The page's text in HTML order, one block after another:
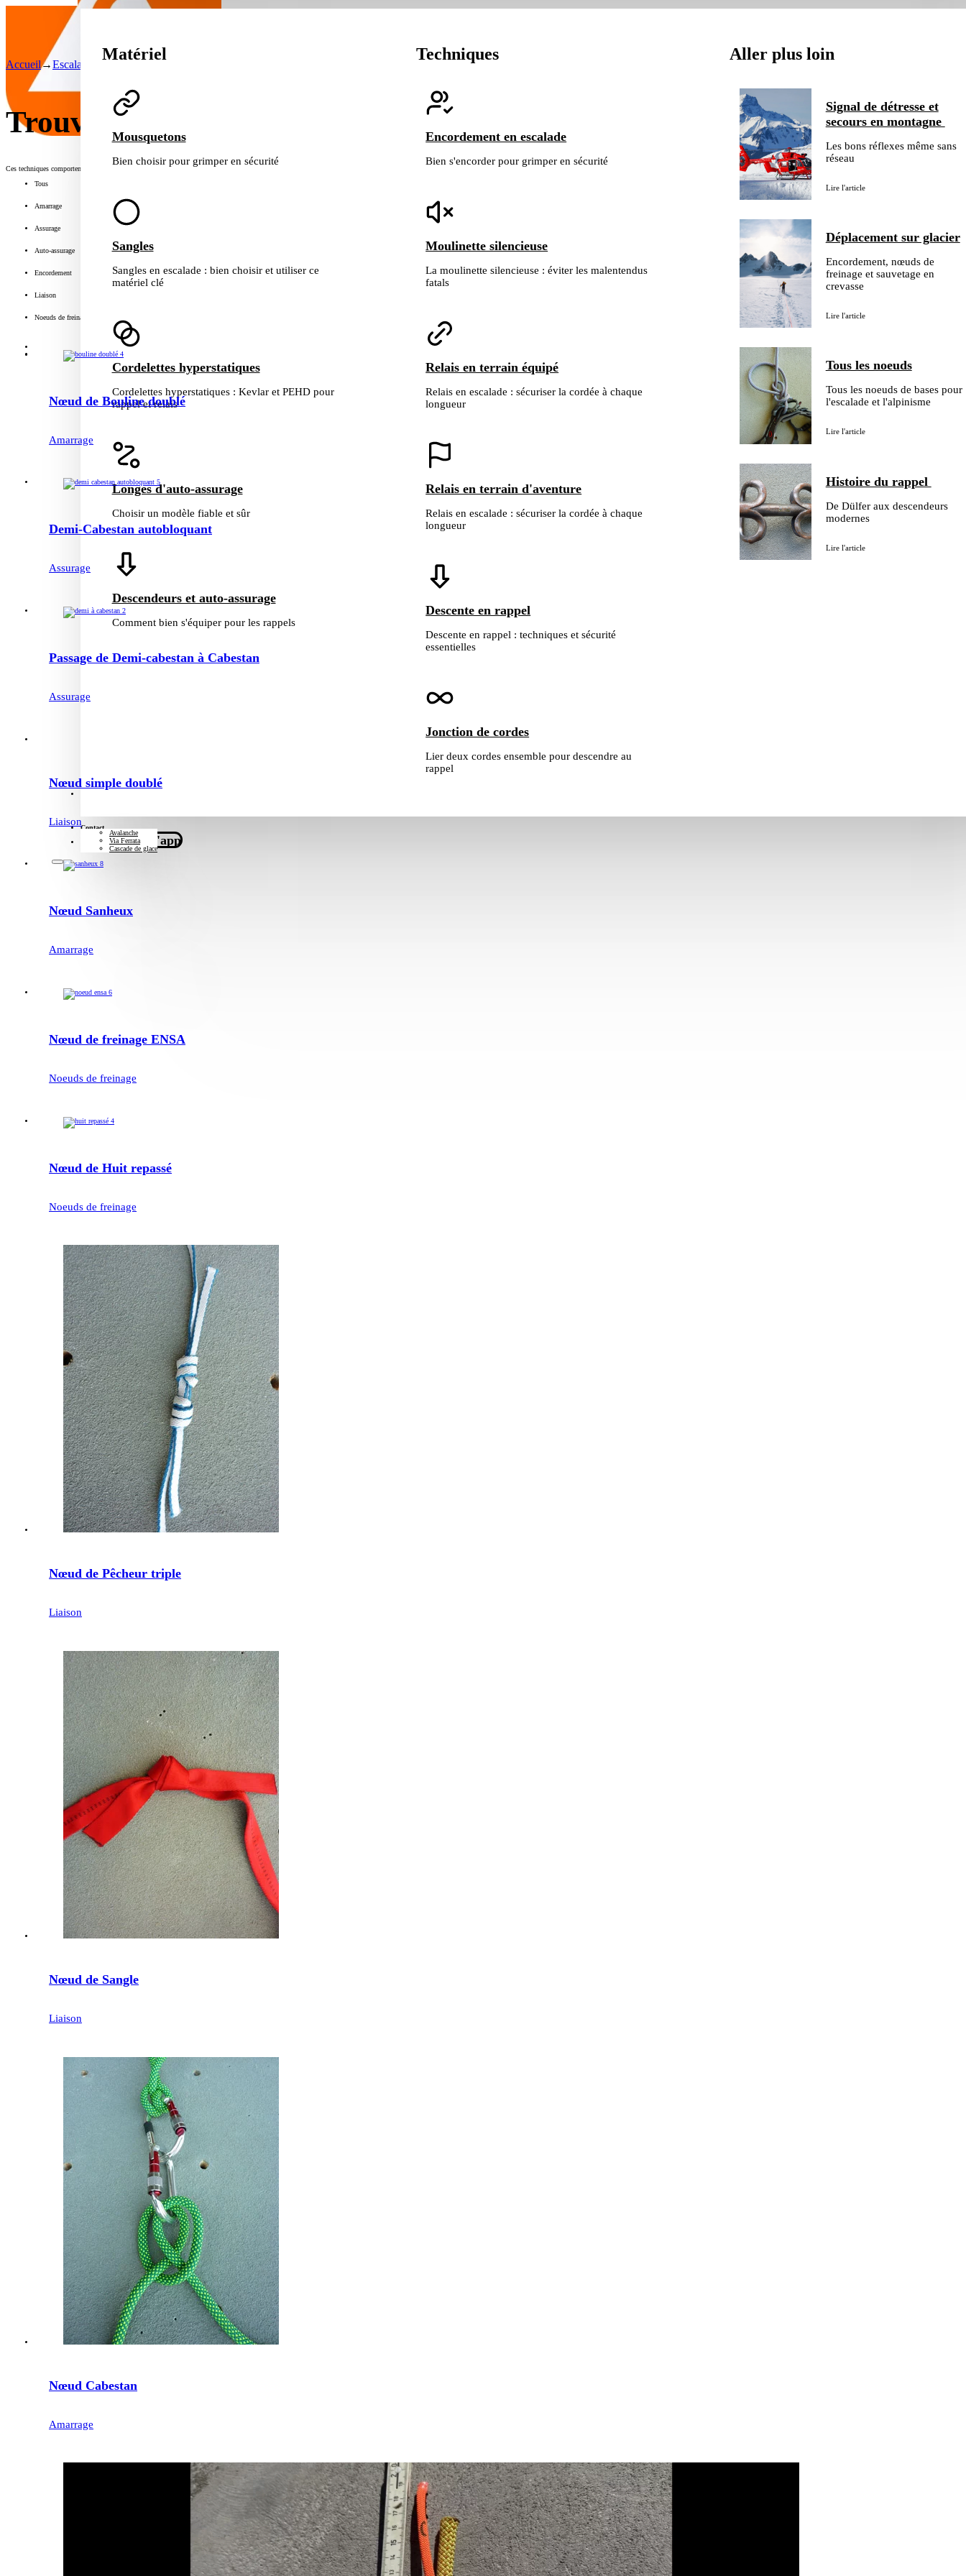
Matériel
Mousquetons
Bien choisir pour grimper en sécurité
Sangles
Sangles en escalade : bien choisir et utiliser ce
matériel clé
Cordelettes hyperstatiques
Cordelettes hyperstatiques : Kevlar et PEHD pour
rappel et relais
Longes d'auto-assurage
Choisir un modèle fiable et sûr
Descendeurs et auto-assurage
Comment bien s'équiper pour les rappels
Techniques
Encordement en escalade
Bien s'encorder pour grimper en sécurité
Moulinette silencieuse
La moulinette silencieuse : éviter les malentendus
fatals
Relais en terrain équipé
Relais en escalade : sécuriser la cordée à chaque
longueur
Relais en terrain d'aventure
Relais en escalade : sécuriser la cordée à chaque
longueur
Descente en rappel
Descente en rappel : techniques et sécurité
essentielles
Jonction de cordes
Lier deux cordes ensemble pour descendre au
rappel
Aller plus loin
Signal de détresse et
secours en montagne
Les bons réflexes même sans
réseau
Lire l'article
Déplacement sur glacier
Encordement, nœuds de
freinage et sauvetage en
crevasse
Lire l'article
Tous les noeuds
Tous les noeuds de bases pour
l'escalade et l'alpinisme
Lire l'article
Histoire du rappel
De Dülfer aux descendeurs
modernes
Lire l'article
Avalanche
Via Ferrata
Cascade de glace
Contact
Télécharger l'app
Accueil→Escalade et Alpinisme
Trouver un nœud
Ces techniques comportent des risques de blessures graves ou mortelles. Confirmez vos compétences auprès de personnes expérimentées. Aucune vidéo ou photo ne remplace un apprentissage encadré.
Tous
Amarrage
Assurage
Auto-assurage
Encordement
Liaison
Noeuds de freinage
Nœud de Bouline doublé
Amarrage
Demi-Cabestan autobloquant
Assurage
Passage de Demi-cabestan à Cabestan
Assurage
Nœud simple doublé
Liaison
Nœud Sanheux
Amarrage
Nœud de freinage ENSA
Noeuds de freinage
Nœud de Huit repassé
Noeuds de freinage
Nœud de Pêcheur triple
Liaison
Nœud de Sangle
Liaison
Nœud Cabestan
Amarrage